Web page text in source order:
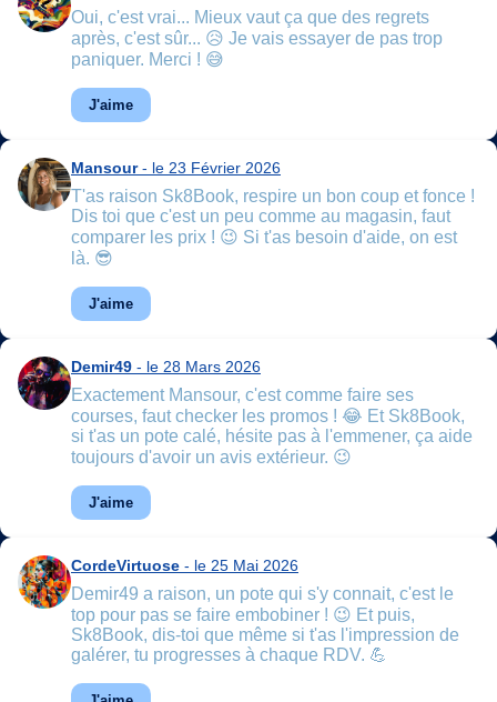
Oui, c'est vrai... Mieux vaut ça que des regrets
après, c'est sûr... 😥 Je vais essayer de pas trop
paniquer. Merci ! 😅
J'aime
Mansour- le 23 Février 2026
T'as raison Sk8Book, respire un bon coup et fonce !
Dis toi que c'est un peu comme au magasin, faut
comparer les prix ! 😉 Si t'as besoin d'aide, on est
là. 😎
J'aime
Demir49 - le 28 Mars 2026
Exactement Mansour, c'est comme faire ses
courses, faut checker les promos ! 😂 Et Sk8Book,
si t'as un pote calé, hésite pas à l'emmener, ça aide
toujours d'avoir un avis extérieur. 😉
J'aime
CordeVirtuose - le 25 Mai 2026
Demir49 a raison, un pote qui s'y connait, c'est le
top pour pas se faire embobiner ! 😉 Et puis,
Sk8Book, dis-toi que même si t'as l'impression de
galérer, tu progresses à chaque RDV. 💪